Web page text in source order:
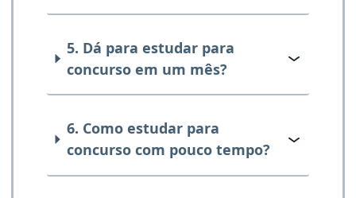
5. Dá para estudar para
concurso em um mês?
6. Como estudar para
concurso com pouco tempo?